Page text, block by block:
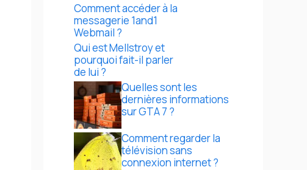
Comment accéder à la
messagerie 1and1
Webmail ?
Qui est Mellstroy et
pourquoi fait-il parler
de lui ?
Quelles sont les
dernières informations
sur GTA 7 ?
Comment regarder la
télévision sans
connexion internet ?